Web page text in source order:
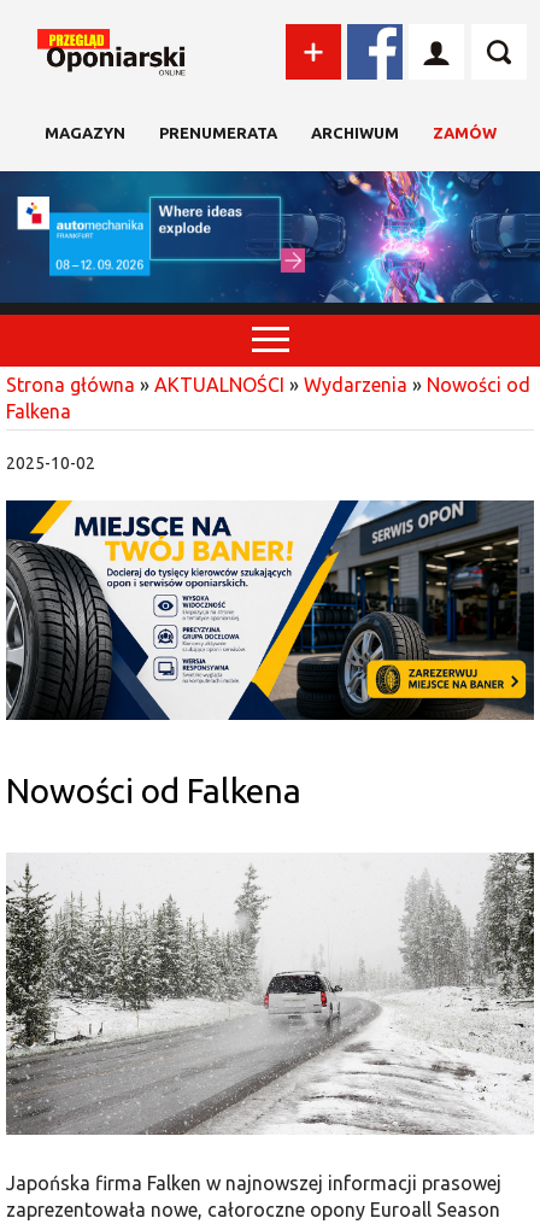
MAGAZYN PRENUMERATA ARCHIWUM ZAMÓW
Strona główna » AKTUALNOŚCI » Wydarzenia » Nowości od
Falkena
2025-10-02
Nowości od Falkena
Japońska firma Falken w najnowszej informacji prasowej
zaprezentowała nowe, całoroczne opony Euroall Season